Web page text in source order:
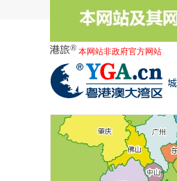
本网站非政府官方网站